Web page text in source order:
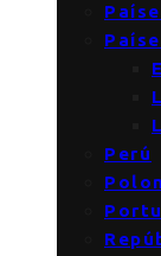
Perú